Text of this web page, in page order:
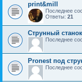
print&mill
Последнее
Ответы: 21
Струнный
Последнее
Pronest под
Последнее